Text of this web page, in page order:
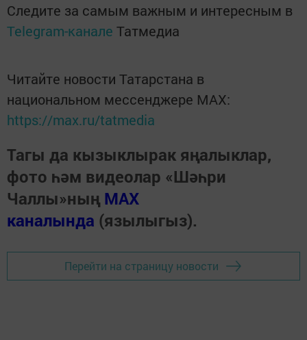
Следите за самым важным и интересным в
Telegram-канале Татмедиа
Читайте новости Татарстана в
национальном мессенджере MАХ:
https://max.ru/tatmedia
Тагы да кызыклырак яңалыклар,
фото һәм видеолар «Шәһри
Чаллы»ның MAX
каналында (язылыгыз).
Перейти на страницу новости